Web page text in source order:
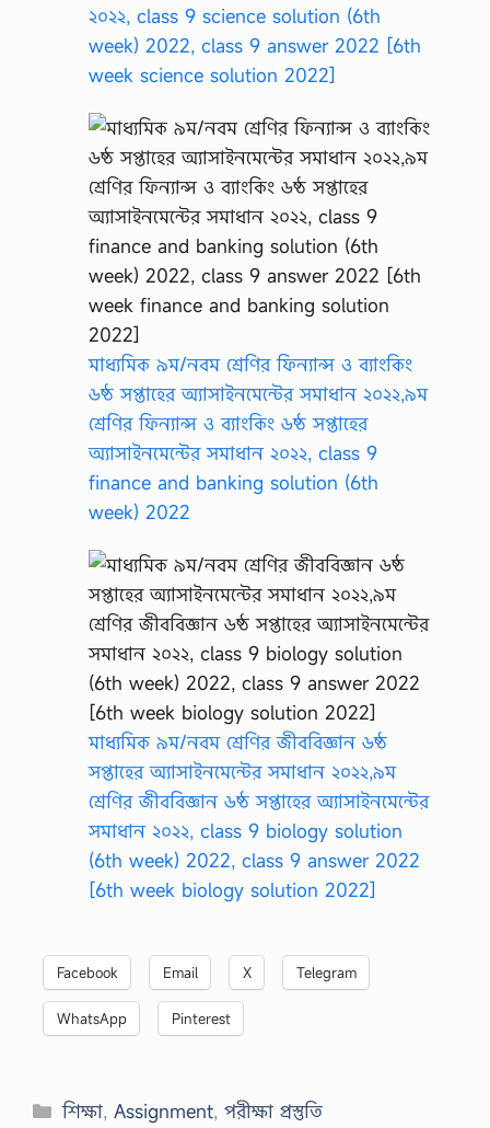
২০২২, class 9 science solution (6th
week) 2022, class 9 answer 2022 [6th
week science solution 2022]
মাধ্যমিক ৯ম/নবম শ্রেণির ফিন্যান্স ও ব্যাংকিং
৬ষ্ঠ সপ্তাহের অ্যাসাইনমেন্টের সমাধান ২০২২,৯ম
শ্রেণির ফিন্যান্স ও ব্যাংকিং ৬ষ্ঠ সপ্তাহের
অ্যাসাইনমেন্টের সমাধান ২০২২, class 9
finance and banking solution (6th
week) 2022
মাধ্যমিক ৯ম/নবম শ্রেণির জীববিজ্ঞান ৬ষ্ঠ
সপ্তাহের অ্যাসাইনমেন্টের সমাধান ২০২২,৯ম
শ্রেণির জীববিজ্ঞান ৬ষ্ঠ সপ্তাহের অ্যাসাইনমেন্টের
সমাধান ২০২২, class 9 biology solution
(6th week) 2022, class 9 answer 2022
[6th week biology solution 2022]
Facebook Email X Telegram
WhatsApp Pinterest
Categories
শিক্ষা,Assignment,পরীক্ষা প্রস্তুতি